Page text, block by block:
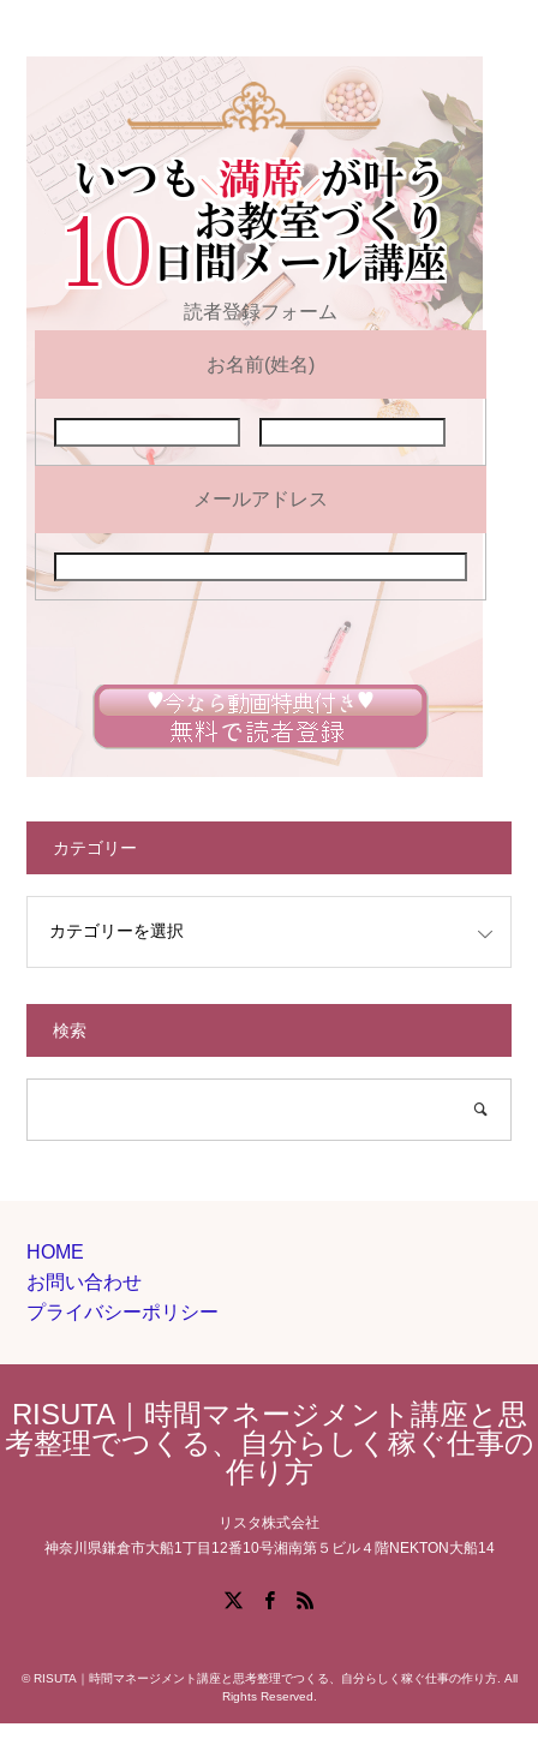
読者登録フォーム
お名前(姓名)
メールアドレス
カテゴリー
検索
HOME
お問い合わせ
プライバシーポリシー
RISUTA｜時間マネージメント講座と思
考整理でつくる、自分らしく稼ぐ仕事の
作り方
リスタ株式会社
神奈川県鎌倉市大船1丁目12番10号湘南第５ビル４階NEKTON大船14
©RISUTA｜時間マネージメント講座と思考整理でつくる、自分らしく稼ぐ仕事の作り方. All
Rights Reserved.